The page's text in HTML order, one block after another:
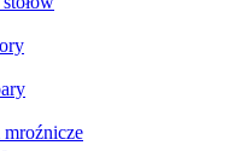
mroźnicze